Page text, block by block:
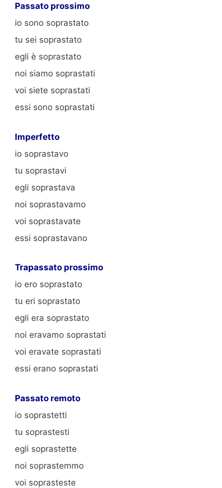
Passato prossimo
io sono soprastato
tu sei soprastato
egli è soprastato
noi siamo soprastati
voi siete soprastati
essi sono soprastati
Imperfetto
io soprastavo
tu soprastavi
egli soprastava
noi soprastavamo
voi soprastavate
essi soprastavano
Trapassato prossimo
io ero soprastato
tu eri soprastato
egli era soprastato
noi eravamo soprastati
voi eravate soprastati
essi erano soprastati
Passato remoto
io soprastetti
tu soprastesti
egli soprastette
noi soprastemmo
voi soprasteste